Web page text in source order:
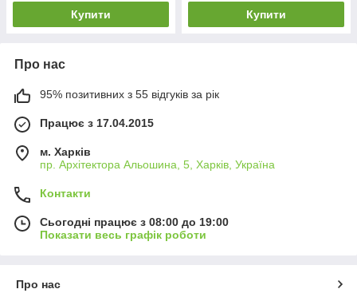
Купити Купити
Про нас
95% позитивних з 55 відгуків за рік
Працює з 17.04.2015
м. Харків
пр. Архітектора Альошина, 5, Харків, Україна
Контакти
Сьогодні працює з 08:00 до 19:00
Показати весь графік роботи
Про нас